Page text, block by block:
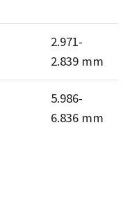
2.971-
2.839 mm
5.986-
6.836 mm